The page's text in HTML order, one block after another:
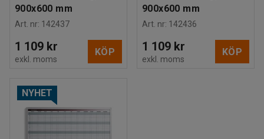
900x600 mm
Art. nr: 142437
1 109 kr
exkl. moms
KÖP
900x600 mm
Art. nr: 142436
1 109 kr
exkl. moms
KÖP
NYHET